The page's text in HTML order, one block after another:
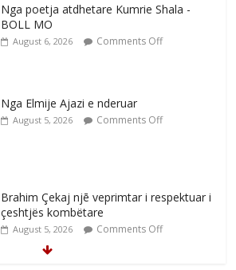
Nga poetja atdhetare Kumrie Shala -
BOLL MO
August 6, 2026 Comments Off
Nga Elmije Ajazi e nderuar
August 5, 2026 Comments Off
Brahim Çekaj njē veprimtar i respektuar i
çeshtjës kombëtare
August 5, 2026 Comments Off